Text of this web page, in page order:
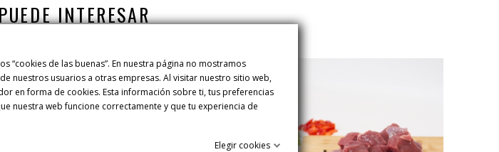
INTERESAR
“cookies de las buenas”. En nuestra página no mostramos
nuestros usuarios a otras empresas. Al visitar nuestro sitio web,
en forma de cookies. Esta información sobre ti, tus preferencias
nuestra web funcione correctamente y que tu experiencia de
Elegir cookies